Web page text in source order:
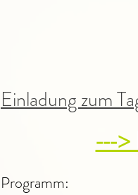
Einladung zum
--->
Programm: